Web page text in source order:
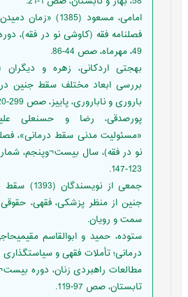
امامی، مسعود (1385)
فصلنامه فقه (کاوشی نو در فقه)،
49، مهرماه، صص 44-86.
بررسی ابعاد مختلف سقط جنین در
باروری و ناباروری، پاییز، صص 299-320.
«مسئولیت مدنی سقط درمانی»،
نو در فقه)، سال بیست¬وپنجم،
123-147.
جمعی از
جنین از منظر پزشکی، فقهی، حقوقی
سمت و رویان.
درمانی؛ تأملات فقهی و سیاست‏گذاری
تابستان، صص 97-119.